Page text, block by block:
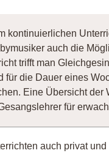
kontinuierlichen
auch die
trifft man
für die Dauer eines
Eine Übersicht der
für
auch privat